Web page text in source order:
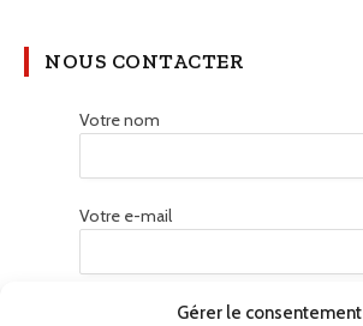
Gérer le consentement
NOUS CONTACTER
Votre nom
Votre e-mail